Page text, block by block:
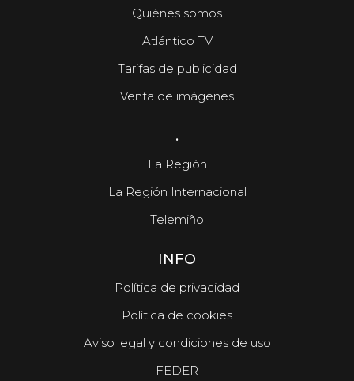
Quiénes somos
Atlántico TV
Tarifas de publicidad
Venta de imágenes
.
La Región
La Región Internacional
Telemiño
INFO
Política de privacidad
Política de cookies
Aviso legal y condiciones de uso
FEDER